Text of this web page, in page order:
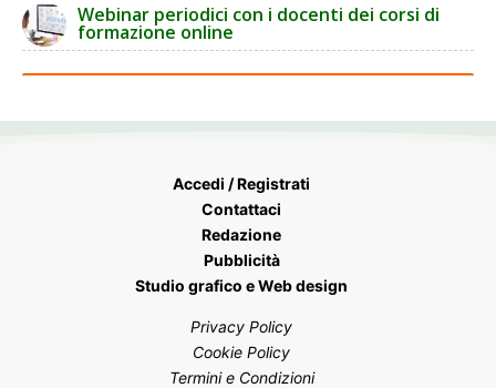
Webinar periodici con i docenti dei corsi di
formazione online
Accedi / Registrati
Contattaci
Redazione
Pubblicità
Studio grafico e Web design
Privacy Policy
Cookie Policy
Termini e Condizioni